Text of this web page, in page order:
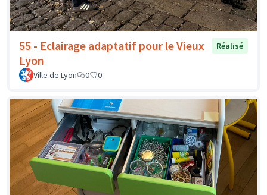
55 - Eclairage adaptatif pour le Vieux
Lyon
Réalisé
Ville de Lyon 0 0